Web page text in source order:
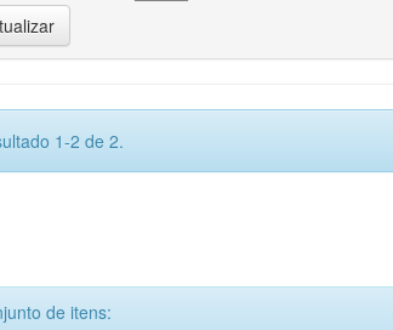
1-2 de 2.
de itens: